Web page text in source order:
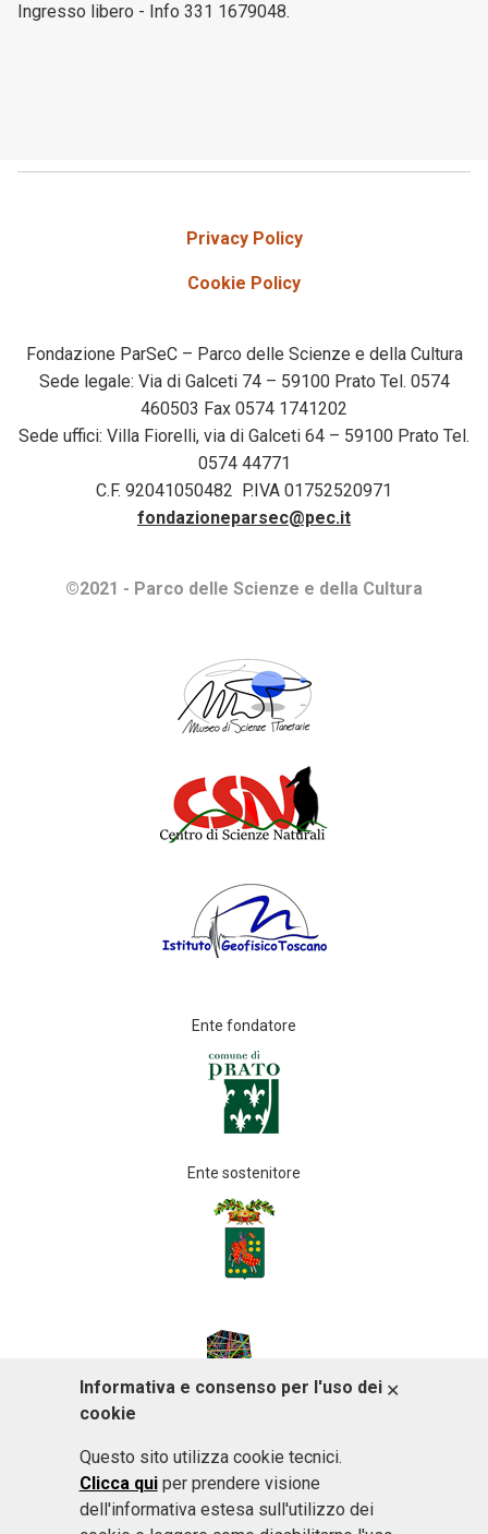
Ingresso libero - Info 331 1679048.
Privacy Policy
Cookie Policy
Fondazione ParSeC – Parco delle Scienze e della Cultura
Sede legale: Via di Galceti 74 – 59100 Prato Tel. 0574
460503 Fax 0574 1741202
Sede uffici: Villa Fiorelli, via di Galceti 64 – 59100 Prato Tel.
0574 44771
C.F. 92041050482 P.IVA 01752520971
fondazioneparsec@pec.it
©2021 - Parco delle Scienze e della Cultura
Ente fondatore
Ente sostenitore
ACCETTO
Informativa e consenso per l'uso dei
cookie
Questo sito utilizza cookie tecnici.
Clicca quiper prendere visione
dell'informativa estesa sull'utilizzo dei